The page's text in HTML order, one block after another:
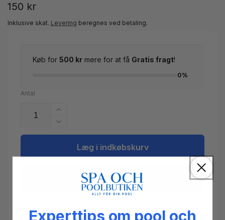
Normalpris
150 kr
Inklusive skat. Levering beregnes ved betaling.
Køb for 500 kr mere for at få Gratis fragt!
0%
Antal
Øg
antallet
for
Udluftningsventil
til
SuperPool
Reducer
antallet
Udluftningsventil
sandfilter
SuperPool
Læg i indkøbskurv
Experttips om pool och